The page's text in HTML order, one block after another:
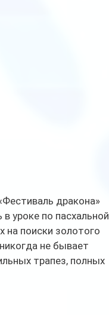
дракона»
уроке по пасхальной
на поиски золотого
не бывает
трапез, полных